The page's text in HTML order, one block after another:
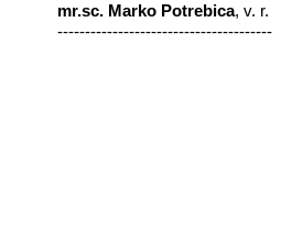
mr.sc. Marko Potrebica, v. r.
---------------------------------------